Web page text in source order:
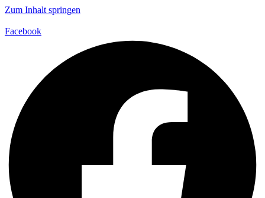
Zum Inhalt springen
Facebook